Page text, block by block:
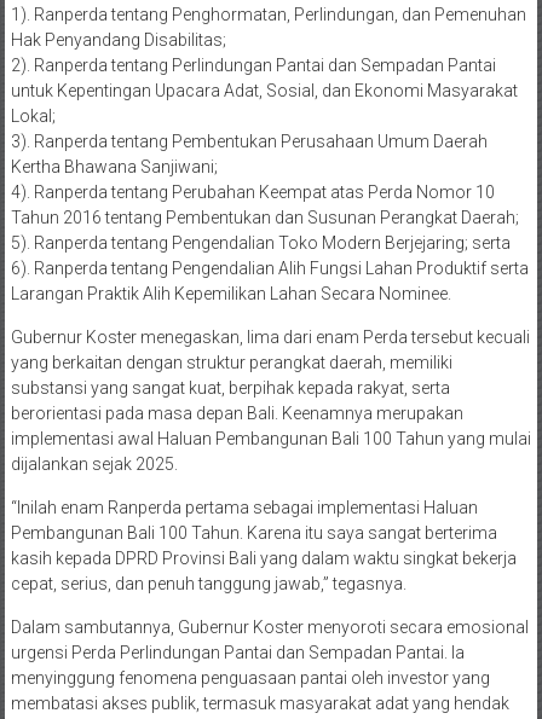
1). Ranperda tentang Penghormatan, Perlindungan, dan Pemenuhan
Hak Penyandang Disabilitas;
2). Ranperda tentang Perlindungan Pantai dan Sempadan Pantai
untuk Kepentingan Upacara Adat, Sosial, dan Ekonomi Masyarakat
Lokal;
3). Ranperda tentang Pembentukan Perusahaan Umum Daerah
Kertha Bhawana Sanjiwani;
4). Ranperda tentang Perubahan Keempat atas Perda Nomor 10
Tahun 2016 tentang Pembentukan dan Susunan Perangkat Daerah;
5). Ranperda tentang Pengendalian Toko Modern Berjejaring; serta
6). Ranperda tentang Pengendalian Alih Fungsi Lahan Produktif serta
Larangan Praktik Alih Kepemilikan Lahan Secara Nominee.
Gubernur Koster menegaskan, lima dari enam Perda tersebut kecuali
yang berkaitan dengan struktur perangkat daerah, memiliki
substansi yang sangat kuat, berpihak kepada rakyat, serta
berorientasi pada masa depan Bali. Keenamnya merupakan
implementasi awal Haluan Pembangunan Bali 100 Tahun yang mulai
dijalankan sejak 2025.
“Inilah enam Ranperda pertama sebagai implementasi Haluan
Pembangunan Bali 100 Tahun. Karena itu saya sangat berterima
kasih kepada DPRD Provinsi Bali yang dalam waktu singkat bekerja
cepat, serius, dan penuh tanggung jawab,” tegasnya.
Dalam sambutannya, Gubernur Koster menyoroti secara emosional
urgensi Perda Perlindungan Pantai dan Sempadan Pantai. Ia
menyinggung fenomena penguasaan pantai oleh investor yang
membatasi akses publik, termasuk masyarakat adat yang hendak